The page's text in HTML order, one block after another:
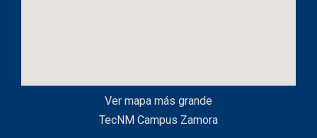
Ver mapa más grande
TecNM Campus Zamora